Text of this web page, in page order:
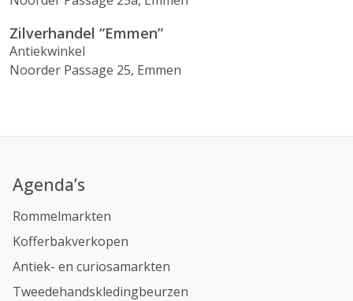
Zilverhandel “Emmen”
Antiekwinkel
Noorder Passage 25, Emmen
Agenda’s
Rommelmarkten
Kofferbakverkopen
Antiek- en curiosamarkten
Tweedehandskledingbeurzen